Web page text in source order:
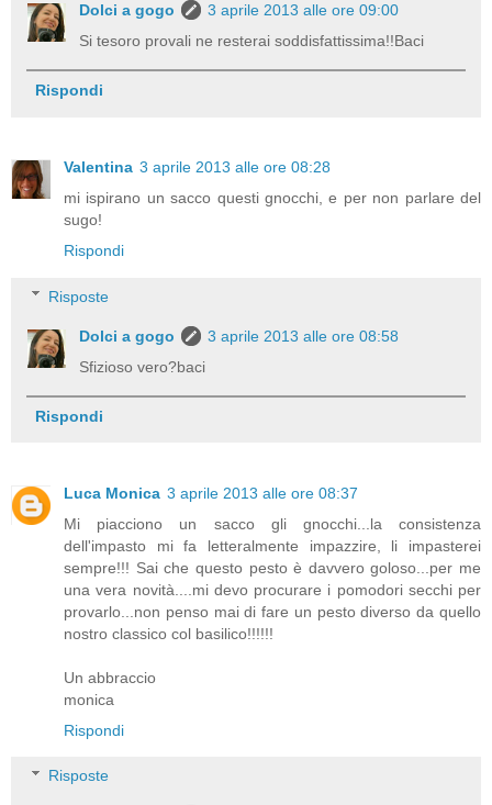
Dolci a gogo
3 aprile 2013 alle ore 09:00
Si tesoro provali ne resterai soddisfattissima!!Baci
Rispondi
Valentina 3 aprile 2013 alle ore 08:28
mi ispirano un sacco questi gnocchi, e per non parlare del
sugo!
Rispondi
Risposte
Dolci a gogo
3 aprile 2013 alle ore 08:58
Sfizioso vero?baci
Rispondi
Luca Monica 3 aprile 2013 alle ore 08:37
Mi piacciono un sacco gli gnocchi...la consistenza
dell'impasto mi fa letteralmente impazzire, li impasterei
sempre!!! Sai che questo pesto è davvero goloso...per me
una vera novità....mi devo procurare i pomodori secchi per
provarlo...non penso mai di fare un pesto diverso da quello
nostro classico col basilico!!!!!!
Un abbraccio
monica
Rispondi
Risposte